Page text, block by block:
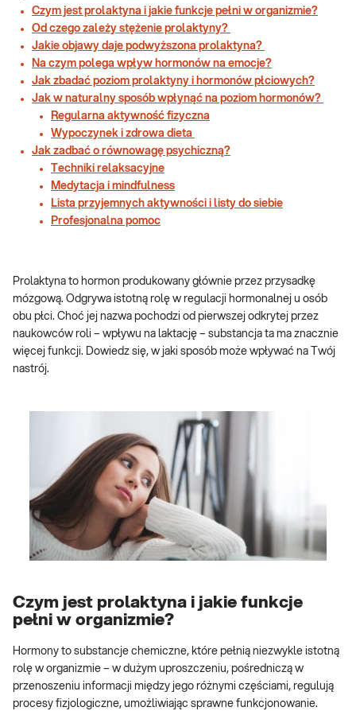
Czym jest prolaktyna i jakie funkcje pełni w organizmie?
Od czego zależy stężenie prolaktyny?
Jakie objawy daje podwyższona prolaktyna?
Na czym polega wpływ hormonów na emocje?
Jak zbadać poziom prolaktyny i hormonów płciowych?
Jak w naturalny sposób wpłynąć na poziom hormonów?
Regularna aktywność fizyczna
Wypoczynek i zdrowa dieta
Jak zadbać o równowagę psychiczną?
Techniki relaksacyjne
Medytacja i mindfulness
Lista przyjemnych aktywności i listy do siebie
Profesjonalna pomoc
Prolaktyna to hormon produkowany głównie przez przysadkę
mózgową. Odgrywa istotną rolę w regulacji hormonalnej u osób
obu płci. Choć jej nazwa pochodzi od pierwszej odkrytej przez
naukowców roli – wpływu na laktację – substancja ta ma znacznie
więcej funkcji. Dowiedz się, w jaki sposób może wpływać na Twój
nastrój.
Czym jest prolaktyna i jakie funkcje
pełni w organizmie?
Hormony to substancje chemiczne, które pełnią niezwykle istotną
rolę w organizmie – w dużym uproszczeniu, pośredniczą w
przenoszeniu informacji między jego różnymi częściami, regulują
procesy fizjologiczne, umożliwiając sprawne funkcjonowanie.